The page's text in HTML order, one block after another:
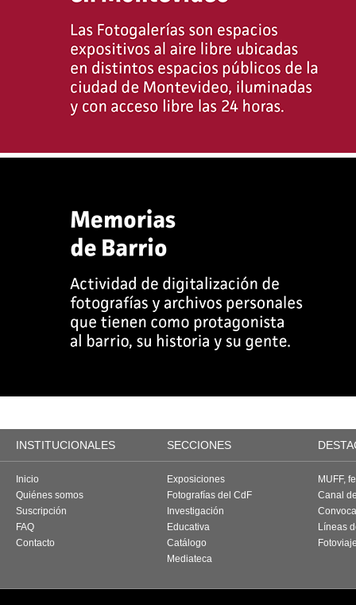
INSTITUCIONALES SECCIONES
Inicio
Quiénes somos
Suscripción
FAQ
Contacto
Exposiciones
Fotografías del CdF
Investigación
Educativa
Catálogo
Mediateca
MUFF,
Canal
Líneas